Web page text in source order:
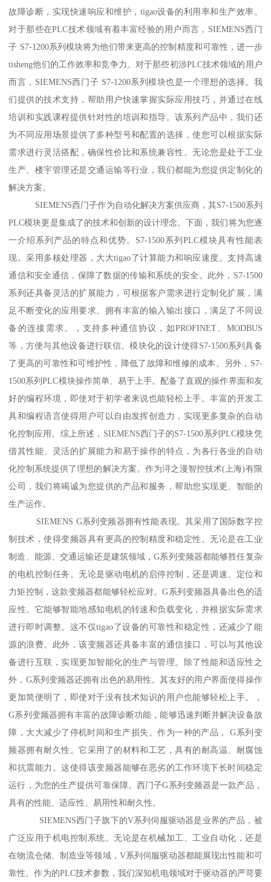
故障诊断，实现快速响应和维护，tigao设备的利用率和生产效率。
对于那些在PLC技术领域有着丰富经验的用户而言，SIEMENS西门
子 S7-1200系列模块将为他们带来更高的控制精度和可靠性，进一步
tisheng他们的工作效率和竞争力。对于那些初涉PLC技术领域的用户
而言，SIEMENS西门子 S7-1200系列模块也是一个理想的选择。我
们提供的技术支持，帮助用户快速掌握实际应用技巧，并通过在线
培训和实践课程提供针对性的培训和指导。该系列产品中，我们还
为不同应用场景提供了多种型号和配置的选择，使您可以根据实际
需求进行灵活搭配，确保性价比和系统兼容性。无论您是处于工业
生产、楼宇管理还是交通运输等行业，我们都能为您提供定制化的
解决方案。
SIEMENS西门子作为自动化解决方案供应商，其S7-1500系列
PLC模块更是集成了的技术和创新的设计理念。下面，我们将为您逐
一介绍系列产品的特点和优势。S7-1500系列PLC模块具有性能表
现。采用多核处理器，大大tigao了计算能力和响应速度。支持高速
通信和安全通信，保障了数据的传输和系统的安全。此外，S7-1500
系列还具备灵活的扩展能力，可根据客户需求进行定制化扩展，满
足不断变化的应用要求。拥有丰富的输入输出接口，满足了不同设
备的连接需求。，支持多种通信协议，如PROFINET、MODBUS
等，方便与其他设备进行联信。模块化的设计使得S7-1500系列具备
了更高的可靠性和可维护性，降低了故障和维修的成本。另外，S7-
1500系列PLC模块操作简单、易于上手。配备了直观的操作界面和友
好的编程环境，即使对于初学者来说也能轻松上手。丰富的开发工
具和编程语言使得用户可以自由发挥创造力，实现更多复杂的自动
化控制应用。综上所述，SIEMENS西门子的S7-1500系列PLC模块凭
借其性能、灵活的扩展能力和易于操作的特点，为各行各业的自动
化控制系统提供了理想的解决方案。作为浔之漫智控技术(上海)有限
公司，我们将竭诚为您提供的产品和服务，帮助您实现更、智能的
生产运作。
SIEMENS G系列变频器拥有性能表现。其采用了国际数字控
制技术，使得变频器具有更高的控制精度和稳定性。无论是在工业
制造、能源、交通运输还是建筑领域，G系列变频器都能够胜任复杂
的电机控制任务。无论是驱动电机的启停控制，还是调速、定位和
力矩控制，这款变频器都能够轻松应对。G系列变频器具备出色的适
应性。它能够智能地感知电机的转速和负载变化，并根据实际需求
进行即时调整。这不仅tigao了设备的可靠性和稳定性，还减少了能
源的浪费。此外，该变频器还具备丰富的通信接口，可以与其他设
备进行互联，实现更加智能化的生产与管理。除了性能和适应性之
外，G系列变频器还拥有出色的易用性。其友好的用户界面使得操作
更加简便明了，即使对于没有技术知识的用户也能够轻松上手。，
G系列变频器拥有丰富的故障诊断功能，能够迅速判断并解决设备故
障，大大减少了停机时间和生产损失。作为一种的产品， G系列变
频器拥有耐久性。它采用了的材料和工艺，具有的耐高温、耐腐蚀
和抗震能力。这使得该变频器能够在恶劣的工作环境下长时间稳定
运行，为您的生产提供可靠保障。西门子G系列变频器是一款产品，
具有的性能、适应性、易用性和耐久性。
SIEMENS西门子旗下的V系列伺服驱动器是业界的产品，被
广泛应用于机电控制系统。无论是在机械加工、工业自动化，还是
在物流仓储、制造业等领域，V系列伺服驱动器都能展现出性能和可
靠性。作为的PLC技术参数，我们深知机电领域对于驱动器的严苛要